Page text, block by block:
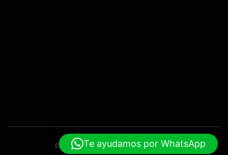
© 2019-2024 Enersys. Hecho por ELPW
Te ayudamos por WhatsApp